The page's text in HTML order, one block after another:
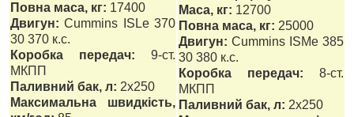
Повна маса, кг: 17400
Двигун: Cummins ISLe 370
30 370 к.с.
Коробка передач: 9-ст.
МКПП
Паливний бак, л: 2х250
Максимальна швидкість,
Маса, кг: 12700
Повна маса, кг: 25000
Двигун: Cummins ISMe 385
30 380 к.с.
Коробка передач: 8-ст.
МКПП
Паливний бак, л: 2х250